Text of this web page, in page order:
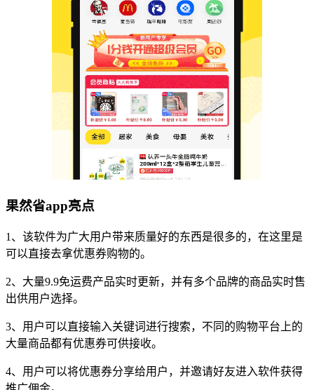
果然省app亮点
1、该软件为广大用户带来质量好的东西是很多的，在这里是
可以直接去拿优惠券购物的。
2、大量9.9免运费产品实时更新，并有多个品牌的商品实时售
出供用户选择。
3、用户可以直接输入关键词进行搜索，不同的购物平台上的
大量商品都有优惠券可供接收。
4、用户可以将优惠券分享给用户，并邀请好友进入软件获得